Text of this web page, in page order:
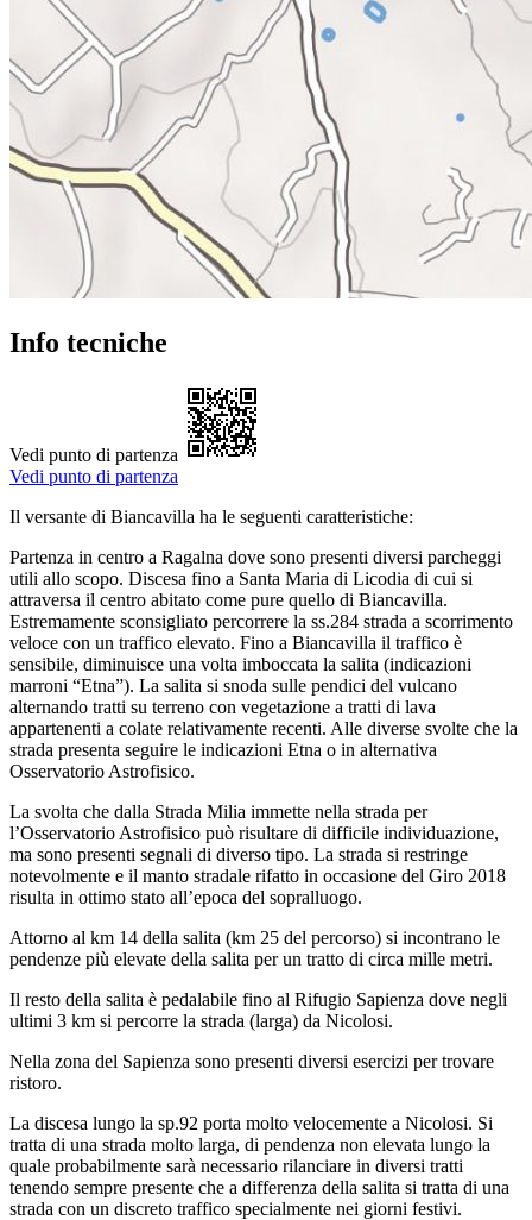
Info tecniche
Vedi punto di partenza
Vedi punto di partenza
Il versante di Biancavilla ha le seguenti caratteristiche:
Partenza in centro a Ragalna dove sono presenti diversi parcheggi
utili allo scopo. Discesa fino a Santa Maria di Licodia di cui si
attraversa il centro abitato come pure quello di Biancavilla.
Estremamente sconsigliato percorrere la ss.284 strada a scorrimento
veloce con un traffico elevato. Fino a Biancavilla il traffico è
sensibile, diminuisce una volta imboccata la salita (indicazioni
marroni “Etna”). La salita si snoda sulle pendici del vulcano
alternando tratti su terreno con vegetazione a tratti di lava
appartenenti a colate relativamente recenti. Alle diverse svolte che la
strada presenta seguire le indicazioni Etna o in alternativa
Osservatorio Astrofisico.
La svolta che dalla Strada Milia immette nella strada per
l’Osservatorio Astrofisico può risultare di difficile individuazione,
ma sono presenti segnali di diverso tipo. La strada si restringe
notevolmente e il manto stradale rifatto in occasione del Giro 2018
risulta in ottimo stato all’epoca del sopralluogo.
Attorno al km 14 della salita (km 25 del percorso) si incontrano le
pendenze più elevate della salita per un tratto di circa mille metri.
Il resto della salita è pedalabile fino al Rifugio Sapienza dove negli
ultimi 3 km si percorre la strada (larga) da Nicolosi.
Nella zona del Sapienza sono presenti diversi esercizi per trovare
ristoro.
La discesa lungo la sp.92 porta molto velocemente a Nicolosi. Si
tratta di una strada molto larga, di pendenza non elevata lungo la
quale probabilmente sarà necessario rilanciare in diversi tratti
tenendo sempre presente che a differenza della salita si tratta di una
strada con un discreto traffico specialmente nei giorni festivi.